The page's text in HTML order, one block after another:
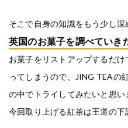
そこで自身の知識をもう少し深
英国のお菓子を調べていき
お菓子をリストアップするだ
ってしまうので、JING TEAの
の中でトライしてみたいと思い
今回取り上げる紅茶は王道の下